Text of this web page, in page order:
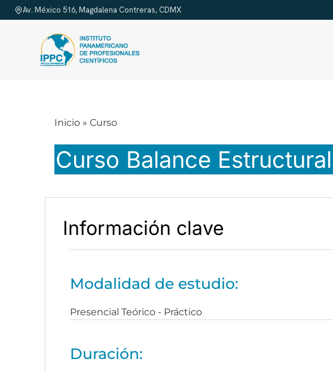
Skip
to
Av. México 516, Magdalena Contreras, CDMX
Inicio »Curso
Curso Balance
Información clave
Modalidad de estudio:
Presencial Teórico - Práctico
Duración: